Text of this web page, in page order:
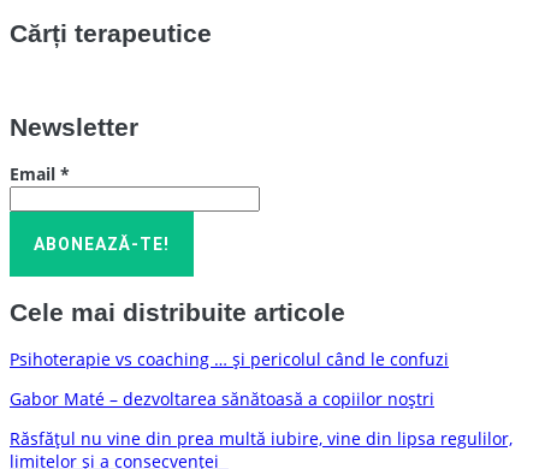
Cărți terapeutice
Newsletter
Email *
Cele mai distribuite articole
Psihoterapie vs coaching … și pericolul când le confuzi
Gabor Maté – dezvoltarea sănătoasă a copiilor noștri
Răsfățul nu vine din prea multă iubire, vine din lipsa regulilor,
limitelor și a consecvenței